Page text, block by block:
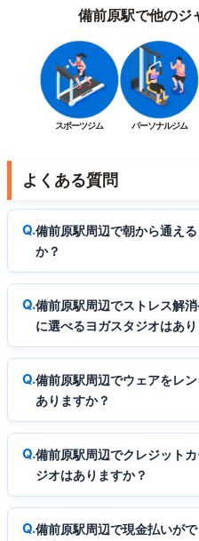
備前原駅で他のジ
スポーツジム パーソナルジム
よくある質問
備前原駅周辺で朝から通え
か？
備前原駅周辺でストレス解
に選べるヨガスタジオはあり
備前原駅周辺でウェアをレ
ありますか？
備前原駅周辺でクレジット
ジオはありますか？
備前原駅周辺で現金払いが